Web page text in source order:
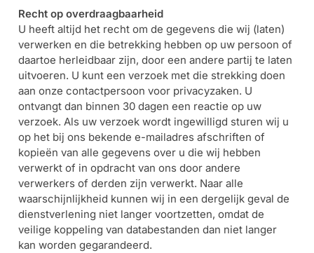
Recht op overdraagbaarheid
U heeft altijd het recht om de gegevens die wij (laten)
verwerken en die betrekking hebben op uw persoon of
daartoe herleidbaar zijn, door een andere partij te laten
uitvoeren. U kunt een verzoek met die strekking doen
aan onze contactpersoon voor privacyzaken. U
ontvangt dan binnen 30 dagen een reactie op uw
verzoek. Als uw verzoek wordt ingewilligd sturen wij u
op het bij ons bekende e-mailadres afschriften of
kopieën van alle gegevens over u die wij hebben
verwerkt of in opdracht van ons door andere
verwerkers of derden zijn verwerkt. Naar alle
waarschijnlijkheid kunnen wij in een dergelijk geval de
dienstverlening niet langer voortzetten, omdat de
veilige koppeling van databestanden dan niet langer
kan worden gegarandeerd.